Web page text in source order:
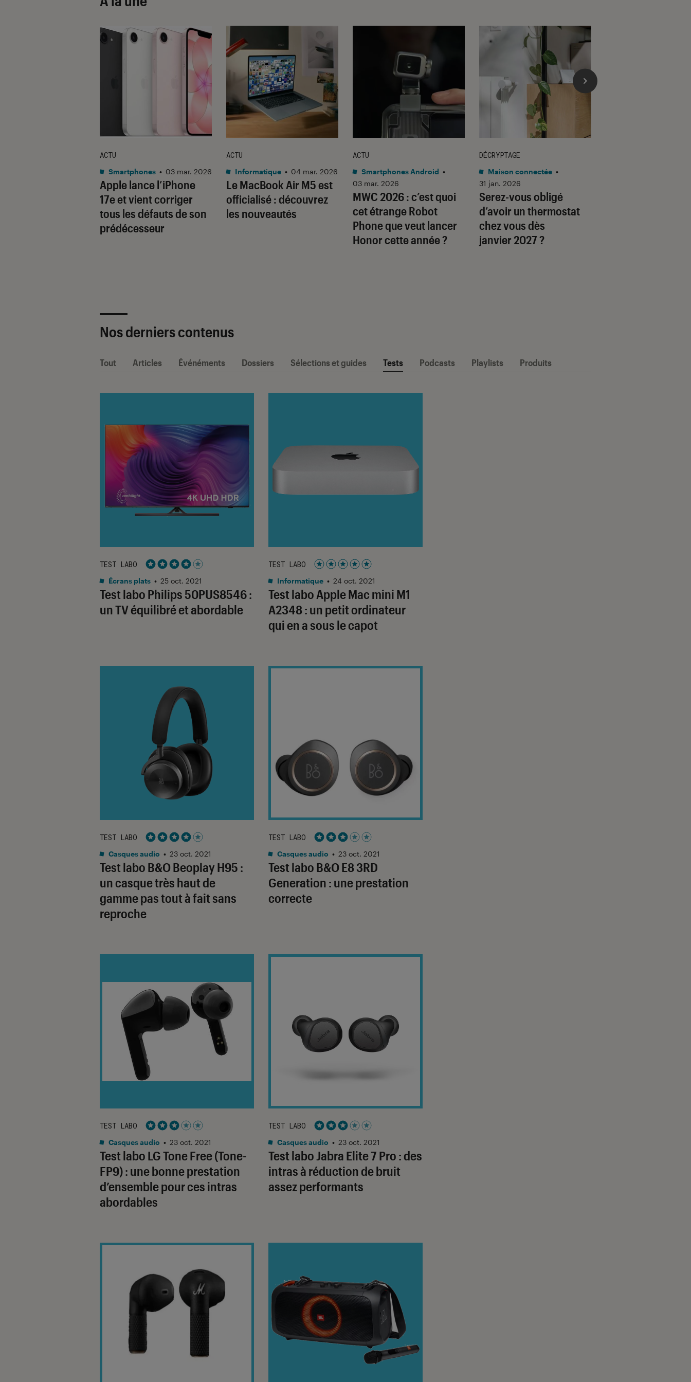
Apple lance l’iPhone
17e et vient corriger
tous les défauts de son
prédécesseur
ACTU
Smartphones • 03 mar. 2026
Le MacBook Air M5 est
officialisé : découvrez
les nouveautés
ACTU
Informatique • 04 mar. 2026
MWC 2026 : c’est quoi
cet étrange Robot
Phone que veut lancer
Honor cette année ?
ACTU
Smartphones Android •
03 mar. 2026
Serez-vous obligé
d’avoir un thermostat
chez vous dès
janvier 2027 ?
DÉCRYPTAGE
Maison connectée •
31 jan. 2026
Nos derniers contenus
Tout Articles Événéments Dossiers Sélections et guides Tests Podcasts Playlists Produits
Test labo Philips 50PUS8546 :
un TV équilibré et abordable
TEST LABO
Noté 4 étoiles sur 5
Écrans plats • 25 oct. 2021
Test labo Apple Mac mini M1
A2348 : un petit ordinateur
qui en a sous le capot
TEST LABO
Noté 5 étoiles sur 5
Informatique • 24 oct. 2021
Test labo B&O Beoplay H95 :
un casque très haut de
gamme pas tout à fait sans
reproche
TEST LABO
Noté 4 étoiles sur 5
Casques audio • 23 oct. 2021
Test labo B&O E8 3RD
Generation : une prestation
correcte
TEST LABO
Noté 3 étoiles sur 5
Casques audio • 23 oct. 2021
Test labo LG Tone Free (Tone-
FP9) : une bonne prestation
d’ensemble pour ces intras
abordables
TEST LABO
Noté 3 étoiles sur 5
Casques audio • 23 oct. 2021
Test labo Jabra Elite 7 Pro : des
intras à réduction de bruit
assez performants
TEST LABO
Noté 3 étoiles sur 5
Casques audio • 23 oct. 2021